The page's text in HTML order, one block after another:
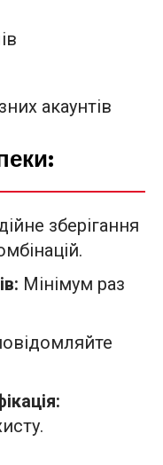
акаунтів
зберігання
Мінімум раз